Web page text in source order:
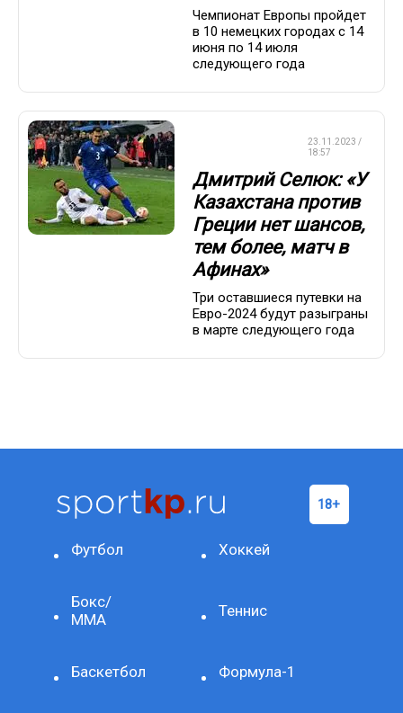
Чемпионат Европы пройдет
в 10 немецких городах с 14
июня по 14 июля
следующего года
23.11.2023 /
18:57
Дмитрий Селюк: «У
Казахстана против
Греции нет шансов,
тем более, матч в
Афинах»
Три оставшиеся путевки на
Евро-2024 будут разыграны
в марте следующего года
Футбол Хоккей
Бокс/
ММА
Теннис
Баскетбол Формула-1